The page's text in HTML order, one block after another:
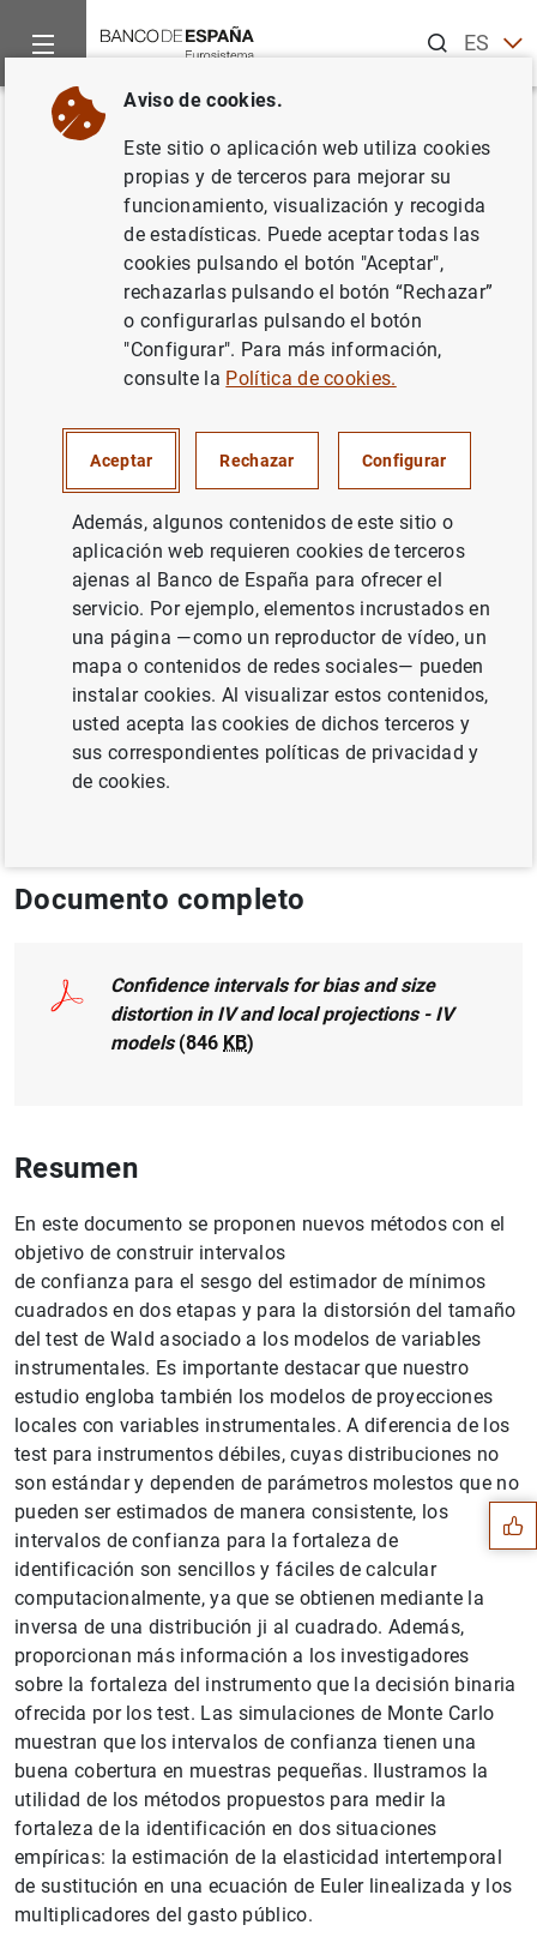
ESEN
Inicio Publicaciones
Volver
Confidence intervals for bias
and size distortion in IV and
local projections - IV models
Atsushi Inoue
MÉTODOS CUANTITATIVOS
INCERTIDUMBRE SITUACIÓN ECONÓMICA
ECONOMÍA INTERNACIONAL
Publicado en:Journal of Business &
Economic Statistics
Documento completo
Confidence intervals for bias and size
distortion in IV and local projections - IV
models(846 KB)
Resumen
En este documento se proponen nuevos métodos con el
objetivo de construir intervalos
de confianza para el sesgo del estimador de mínimos
cuadrados en dos etapas y para la distorsión del tamaño
del test de Wald asociado a los modelos de variables
instrumentales. Es importante destacar que nuestro
estudio engloba también los modelos de proyecciones
locales con variables instrumentales. A diferencia de los
test para instrumentos débiles, cuyas distribuciones no
son estándar y dependen de parámetros molestos que no
pueden ser estimados de manera consistente, los
intervalos de confianza para la fortaleza de
identificación son sencillos y fáciles de calcular
computacionalmente, ya que se obtienen mediante la
inversa de una distribución ji al cuadrado. Además,
proporcionan más información a los investigadores
sobre la fortaleza del instrumento que la decisión binaria
ofrecida por los test. Las simulaciones de Monte Carlo
muestran que los intervalos de confianza tienen una
buena cobertura en muestras pequeñas. Ilustramos la
utilidad de los métodos propuestos para medir la
fortaleza de la identificación en dos situaciones
empíricas: la estimación de la elasticidad intertemporal
de sustitución en una ecuación de Euler linealizada y los
multiplicadores del gasto público.
Sugerencias
1 2
Aviso de cookies.
Este sitio o aplicación web utiliza cookies
propias y de terceros para mejorar su
funcionamiento, visualización y recogida
de estadísticas. Puede aceptar todas las
cookies pulsando el botón "Aceptar",
rechazarlas pulsando el botón “Rechazar”
o configurarlas pulsando el botón
"Configurar". Para más información,
consulte la Política de cookies.
Aceptar Rechazar Configurar
Además, algunos contenidos de este sitio o
aplicación web requieren cookies de terceros
ajenas al Banco de España para ofrecer el
servicio. Por ejemplo, elementos incrustados en
una página —como un reproductor de vídeo, un
mapa o contenidos de redes sociales— pueden
instalar cookies. Al visualizar estos contenidos,
usted acepta las cookies de dichos terceros y
sus correspondientes políticas de privacidad y
de cookies.